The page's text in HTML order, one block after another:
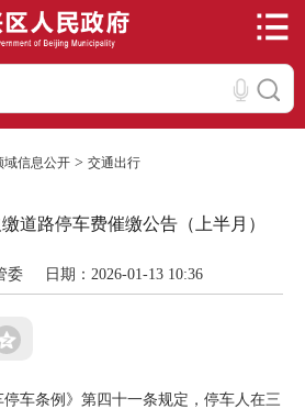
域信息公开 > 交通出行
道路停车费催缴公告（上半月）
委 日期：2026-01-13 10:36
条例》第四十一条规定，停车人在三